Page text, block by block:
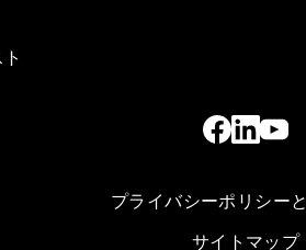
プライバシーポリシー
サイトマップ